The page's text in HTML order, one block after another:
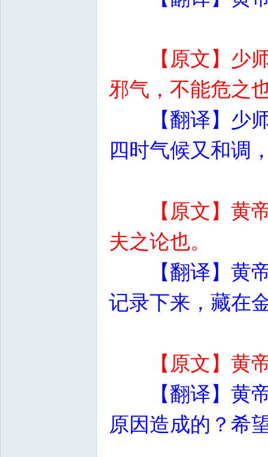
【原文】少
邪气，不能危之
【翻译】少
四时气候又和调
【原文】黄
夫之论也。
【翻译】黄
记录下来，藏在
【原文】黄
【翻译】黄
原因造成的？希